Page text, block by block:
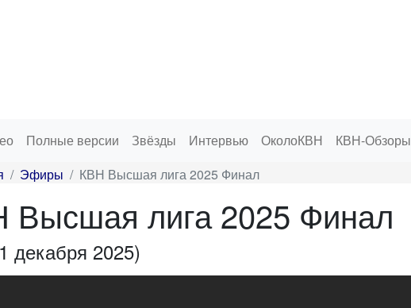
Полные версии Звёзды Интервью ОколоКВН КВН-Обзоры
Эфиры КВН Высшая лига 2025 Финал
Высшая лига 2025 Финал
декабря 2025)